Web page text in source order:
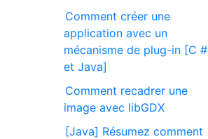
Comment créer une
application avec un
mécanisme de plug-in [C #
et Java]
Comment recadrer une
image avec libGDX
[Java] Résumez comment